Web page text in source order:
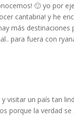
🙂 yo por
cantabria! y he
más destinaciones
para fuera con
visitar un país tan
porque la verdad se